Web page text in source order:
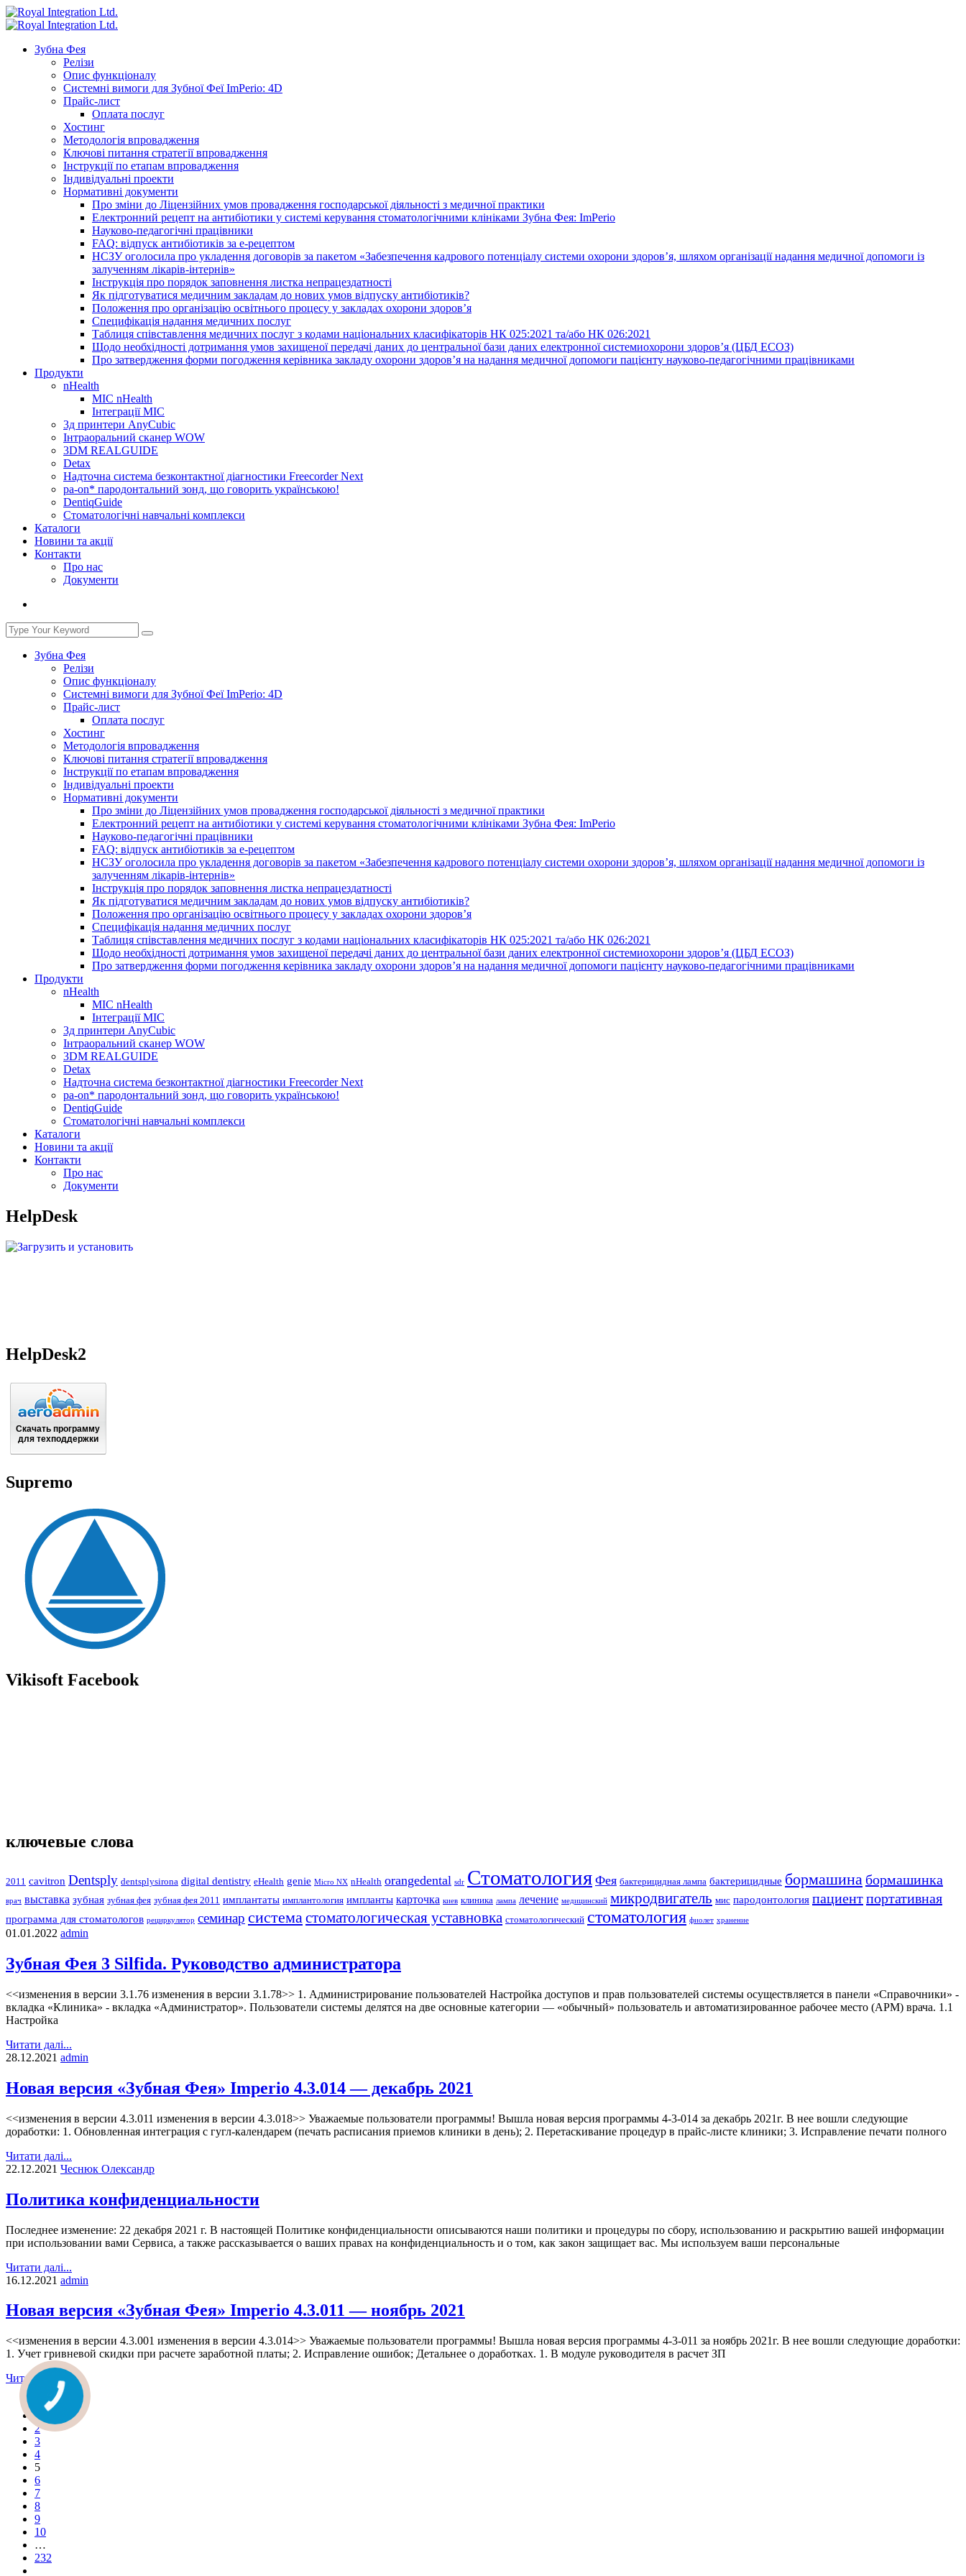
Зубна Фея
Релізи
Опис функціоналу
Системні вимоги для Зубної Феї ImPerio: 4D
Прайс-лист
Оплата послуг
Хостинг
Методологія впровадження
Ключові питання стратегії впровадження
Інструкції по етапам впровадження
Індивідуальні проекти
Нормативні документи
Про зміни до Ліцензійних умов провадження господарської діяльності з медичної практики
Електронний рецепт на антибіотики у системі керування стоматологічними клініками Зубна Фея: ImPerio
Науково-педагогічні працівники
FAQ: відпуск антибіотиків за е-рецептом
НСЗУ оголосила про укладення договорів за пакетом «Забезпечення кадрового потенціалу системи охорони здоров’я, шляхом організації надання медичної допомоги із
залученням лікарів-інтернів»
Інструкція про порядок заповнення листка непрацездатності
Як підготуватися медичним закладам до нових умов відпуску антибіотиків?
Положення про організацію освітнього процесу у закладах охорони здоров’я
Специфікація надання медичних послуг
Таблиця співставлення медичних послуг з кодами національних класифікаторів НК 025:2021 та/або НК 026:2021
Щодо необхідності дотримання умов захищеної передачі даних до центральної бази даних електронної системиохорони здоров’я (ЦБД ЕСОЗ)
Про затвердження форми погодження керівника закладу охорони здоров’я на надання медичної допомоги пацієнту науково-педагогічними працівниками
Продукти
nHealth
МІС nHealth
Інтеграції МІС
3д принтери AnyCubic
Інтраоральний сканер WOW
3DM REALGUIDE
Detax
Надточна система безконтактної діагностики Freecorder Next
pa-on* пародонтальний зонд, що говорить українською!
DentiqGuide
Стоматологічні навчальні комплекси
Каталоги
Новини та акції
Контакти
Про нас
Документи
Зубна Фея
Релізи
Опис функціоналу
Системні вимоги для Зубної Феї ImPerio: 4D
Прайс-лист
Оплата послуг
Хостинг
Методологія впровадження
Ключові питання стратегії впровадження
Інструкції по етапам впровадження
Індивідуальні проекти
Нормативні документи
Про зміни до Ліцензійних умов провадження господарської діяльності з медичної практики
Електронний рецепт на антибіотики у системі керування стоматологічними клініками Зубна Фея: ImPerio
Науково-педагогічні працівники
FAQ: відпуск антибіотиків за е-рецептом
НСЗУ оголосила про укладення договорів за пакетом «Забезпечення кадрового потенціалу системи охорони здоров’я, шляхом організації надання медичної допомоги із
залученням лікарів-інтернів»
Інструкція про порядок заповнення листка непрацездатності
Як підготуватися медичним закладам до нових умов відпуску антибіотиків?
Положення про організацію освітнього процесу у закладах охорони здоров’я
Специфікація надання медичних послуг
Таблиця співставлення медичних послуг з кодами національних класифікаторів НК 025:2021 та/або НК 026:2021
Щодо необхідності дотримання умов захищеної передачі даних до центральної бази даних електронної системиохорони здоров’я (ЦБД ЕСОЗ)
Про затвердження форми погодження керівника закладу охорони здоров’я на надання медичної допомоги пацієнту науково-педагогічними працівниками
Продукти
nHealth
МІС nHealth
Інтеграції МІС
3д принтери AnyCubic
Інтраоральний сканер WOW
3DM REALGUIDE
Detax
Надточна система безконтактної діагностики Freecorder Next
pa-on* пародонтальний зонд, що говорить українською!
DentiqGuide
Стоматологічні навчальні комплекси
Каталоги
Новини та акції
Контакти
Про нас
Документи
HelpDesk
HelpDesk2
Скачать программу
для техподдержки
Supremo
Vikisoft Facebook
ключевые слова
2011 cavitron Dentsply dentsplysirona digital dentistry eHealth genie Micro NX nHealth orangedental sdr Стоматология Фея бактерицидная лампа бактерицидные бормашина бормашинка
врач выставка зубная зубная фея зубная фея 2011 имплантаты имплантология импланты карточка киев клиника лампа лечение медицинский микродвигатель мис пародонтология пациентпортативная
программа для стоматологов рециркулятор семинар системастоматологическая уставновка стоматологический стоматология фиолет хранение
01.01.2022 admin
Зубная Фея 3 Silfida. Руководство администратора
<<изменения в версии 3.1.76 изменения в версии 3.1.78>> 1. Администрирование пользователей Настройка доступов и прав пользователей системы осуществляется в панели «Справочники» -
вкладка «Клиника» - вкладка «Администратор». Пользователи системы делятся на две основные категории — «обычный» пользователь и автоматизированное рабочее место (АРМ) врача. 1.1
Настройка
Читати далі...
28.12.2021 admin
Новая версия «Зубная Фея» Imperio 4.3.014 — декабрь 2021
<<изменения в версии 4.3.011 изменения в версии 4.3.018>> Уважаемые пользователи программы! Вышла новая версия программы 4-3-014 за декабрь 2021г. В нее вошли следующие
доработки: 1. Обновленная интеграция с гугл-календарем (печать расписания приемов клиники в день); 2. Перетаскивание процедур в прайс-листе клиники; 3. Исправление печати полного
Читати далі...
22.12.2021 Чеснюк Олександр
Политика конфиденциальности
Последнее изменение: 22 декабря 2021 г. В настоящей Политике конфиденциальности описываются наши политики и процедуры по сбору, использованию и раскрытию вашей информации
при использовании вами Сервиса, а также рассказывается о ваших правах на конфиденциальность и о том, как закон защищает вас. Мы используем ваши персональные
Читати далі...
16.12.2021 admin
Новая версия «Зубная Фея» Imperio 4.3.011 — ноябрь 2021
<<изменения в версии 4.3.001 изменения в версии 4.3.014>> Уважаемые пользователи программы! Вышла новая версия программы 4-3-011 за ноябрь 2021г. В нее вошли следующие доработки:
1. Учет гривневой скидки при расчете заработной платы; 2. Исправление ошибок; Детальнее о доработках. 1. В модуле руководителя в расчет ЗП
Читати далі...
1
2
3
4
5
6
7
8
9
10
…
232